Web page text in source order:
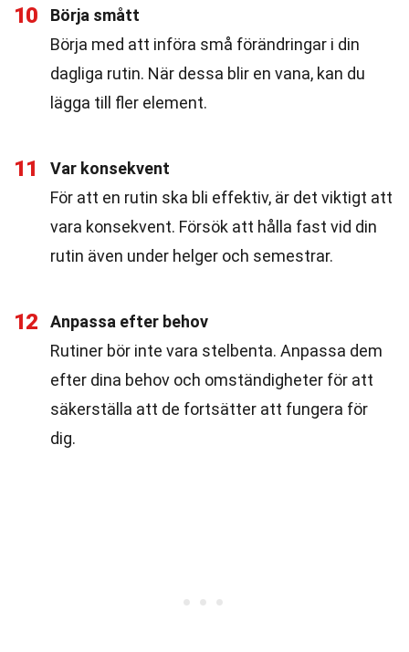
10
Börja smått
Börja med att införa små förändringar i din
dagliga rutin. När dessa blir en vana, kan du
lägga till fler element.
11
Var konsekvent
För att en rutin ska bli effektiv, är det viktigt att
vara konsekvent. Försök att hålla fast vid din
rutin även under helger och semestrar.
12
Anpassa efter behov
Rutiner bör inte vara stelbenta. Anpassa dem
efter dina behov och omständigheter för att
säkerställa att de fortsätter att fungera för
dig.